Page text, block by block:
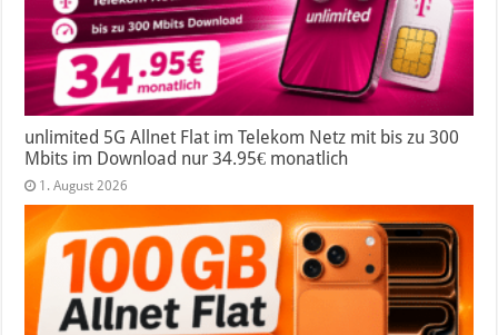
unlimited 5G Allnet Flat im Telekom Netz mit bis zu 300
Mbits im Download nur 34.95€ monatlich
1. August 2026